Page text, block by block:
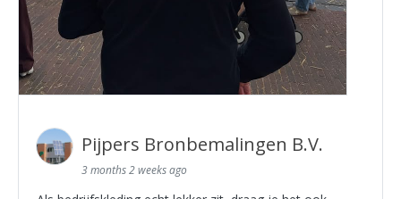
Pijpers Bronbemalingen B.V.
3 months 2 weeks ago